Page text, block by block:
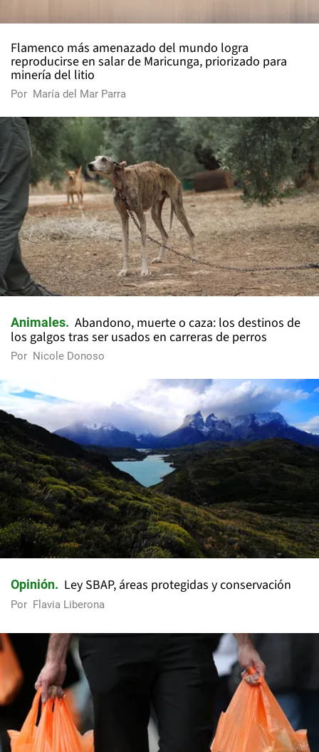
Flamenco más amenazado del mundo logra
reproducirse en salar de Maricunga, priorizado para
minería del litio
Por María del Mar Parra
Animales
Abandono, muerte o caza: los destinos de
los galgos tras ser usados en carreras de perros
Por Nicole Donoso
Opinión Ley SBAP, áreas protegidas y conservación
Por Flavia Liberona